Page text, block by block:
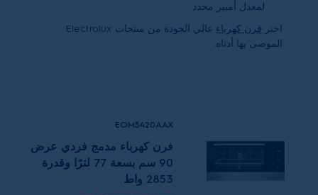
لمعدل أمبير محدد.
اختر فرن كهرباء عالي الجودة من منتجات Electrolux
الموصى بها أدناه:
EOM5420AAX
فرن كهرباء مدمج فردي عرض
90 سم بسعة 77 لترًا وقدرة
2853 واط